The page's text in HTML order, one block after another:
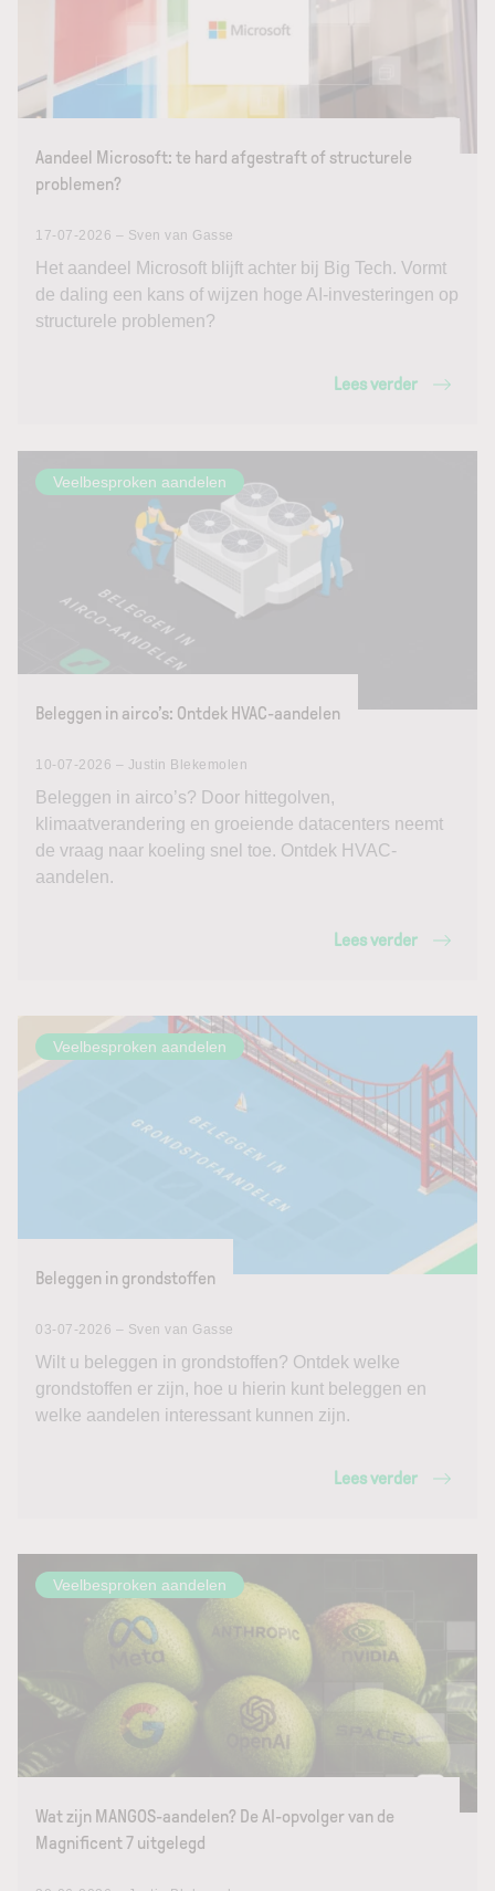
Aandeel Microsoft: te hard afgestraft of structurele
problemen?
17-07-2026 – Sven van Gasse
Het aandeel Microsoft blijft achter bij Big Tech. Vormt
de daling een kans of wijzen hoge AI-investeringen op
structurele problemen?
Lees verder
Veelbesproken aandelen
Beleggen in airco’s: Ontdek HVAC-aandelen
10-07-2026 – Justin Blekemolen
Beleggen in airco’s? Door hittegolven,
klimaatverandering en groeiende datacenters neemt
de vraag naar koeling snel toe. Ontdek HVAC-
aandelen.
Lees verder
Veelbesproken aandelen
Beleggen in grondstoffen
03-07-2026 – Sven van Gasse
Wilt u beleggen in grondstoffen? Ontdek welke
grondstoffen er zijn, hoe u hierin kunt beleggen en
welke aandelen interessant kunnen zijn.
Lees verder
Veelbesproken aandelen
Wat zijn MANGOS-aandelen? De AI-opvolger van de
Magnificent 7 uitgelegd